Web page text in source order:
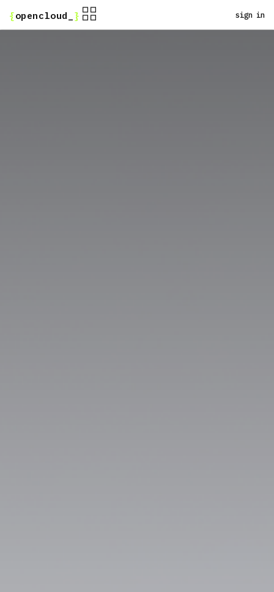
Pular para o conteúdo
sign in